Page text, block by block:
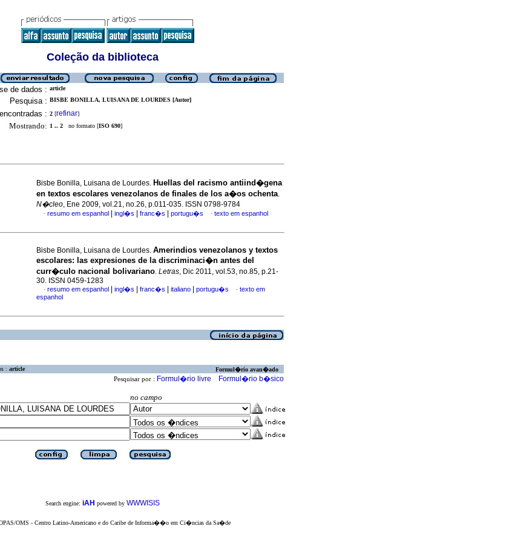
Coleção da biblioteca
de dados : article
Pesquisa : BISBE BONILLA, LUISANA DE LOURDES [Autor]
: 2 [refinar]
Mostrando: 1 .. 2 no formato [ISO 690]
Bisbe Bonilla, Luisana de Lourdes. Huellas del racismo antiind�gena
en textos escolares venezolanos de finales de los a�os ochenta.
N�cleo, Ene 2009, vol.21, no.26, p.011-035. ISSN 0798-9784
· resumo em espanhol ingl�s franc�s portugu�s · texto em espanhol
Bisbe Bonilla, Luisana de Lourdes. Amerindios venezolanos y textos
escolares: las expresiones de la discriminaci�n antes del
curr�culo nacional bolivariano. Letras, Dic 2011, vol.53, no.85, p.21-
30. ISSN 0459-1283
· resumo em espanhol ingl�s franc�s italiano portugu�s · texto em
espanhol
: article Formul�rio avan�ado
Pesquisar por : Formul�rio livre Formul�rio b�sico
no campo
Search engine: iAH powered by WWWISIS
OMS - Centro Latino-Americano e do Caribe de Informa��o em Ci�ncias da Sa�de